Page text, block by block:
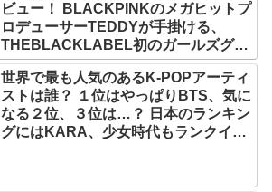
ビュー！ BLACKPINKのメガヒットプ
ロデューサーTEDDYが手掛ける、
THEBLACKLABEL初のガールズグル
ープ！ デビューシングル「MEOW」
をリリース
世界で最も人気のあるK-POPアーティ
ストは誰？ １位はやっぱりBTS、気に
なる２位、３位は…？ 日本のランキン
グにはKARA、少女時代もランクイ